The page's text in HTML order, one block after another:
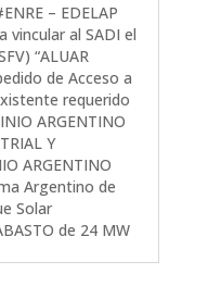
– EDELAP
vincular al SADI el
“ALUAR
de Acceso a
requerido
ARGENTINO
Y
ARGENTINO
Argentino de
Solar
de 24 MW